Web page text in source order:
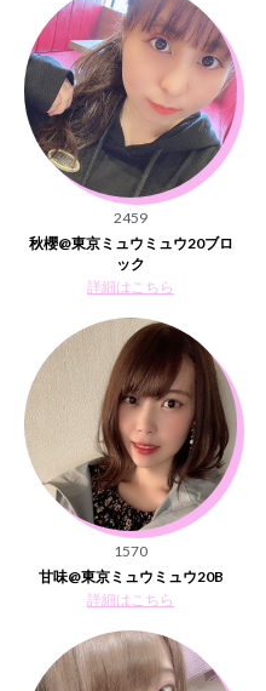
2459
秋櫻@東京ミュウミュウ20ブロ
ック
詳細はこちら
1570
甘味@東京ミュウミュウ20B
詳細はこちら